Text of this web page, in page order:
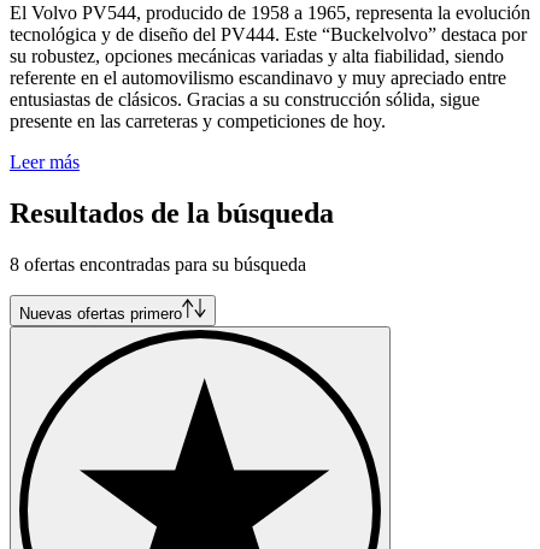
El Volvo PV544, producido de 1958 a 1965, representa la evolución
tecnológica y de diseño del PV444. Este “Buckelvolvo” destaca por
su robustez, opciones mecánicas variadas y alta fiabilidad, siendo
referente en el automovilismo escandinavo y muy apreciado entre
entusiastas de clásicos. Gracias a su construcción sólida, sigue
presente en las carreteras y competiciones de hoy.
Leer más
Resultados de la búsqueda
8 ofertas encontradas para su búsqueda
Nuevas ofertas primero